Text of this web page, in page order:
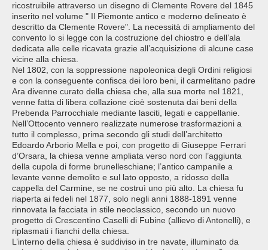
ricostruibile attraverso un disegno di Clemente Rovere del 1845
inserito nel volume " Il Piemonte antico e moderno delineato è
descritto da Clemente Rovere". La necessità di ampliamento del
convento lo si legge con la costruzione del chiostro e dell’ala
dedicata alle celle ricavata grazie all’acquisizione di alcune case
vicine alla chiesa.
Nel 1802, con la soppressione napoleonica degli Ordini religiosi
e con la conseguente confisca dei loro beni, il carmelitano padre
Ara divenne curato della chiesa che, alla sua morte nel 1821,
venne fatta di libera collazione cioè sostenuta dai beni della
Prebenda Parrocchiale mediante lasciti, legati e cappellanie.
Nell’Ottocento vennero realizzate numerose trasformazioni a
tutto il complesso, prima secondo gli studi dell’architetto
Edoardo Arborio Mella e poi, con progetto di Giuseppe Ferrari
d’Orsara, la chiesa venne ampliata verso nord con l’aggiunta
della cupola di forme brunelleschiane; l’antico campanile a
levante venne demolito e sul lato opposto, a ridosso della
cappella del Carmine, se ne costruì uno più alto. La chiesa fu
riaperta ai fedeli nel 1877, solo negli anni 1888-1891 venne
rinnovata la facciata in stile neoclassico, secondo un nuovo
progetto di Crescentino Caselli di Fubine (allievo di Antonelli), e
riplasmati i fianchi della chiesa.
L’interno della chiesa è suddiviso in tre navate, illuminato da